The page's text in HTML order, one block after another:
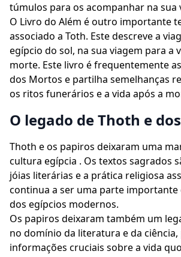
túmulos para os acompanhar na sua
O Livro do Além é outro importante
associado a Toth. Este descreve a
egípcio do sol, na sua viagem para a
morte. Este livro é frequentemente
dos Mortos e partilha semelhanças
os ritos funerários e a vida após a
O legado de Thoth e
Thoth e os papiros deixaram uma
cultura egípcia . Os textos sagrados
jóias literárias e a prática religiosa
continua a ser uma parte importante
dos egípcios modernos.
Os papiros deixaram também um
no domínio da literatura e da
informações cruciais sobre a vida